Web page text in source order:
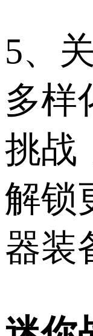
5、
多样
挑战
解锁
器装